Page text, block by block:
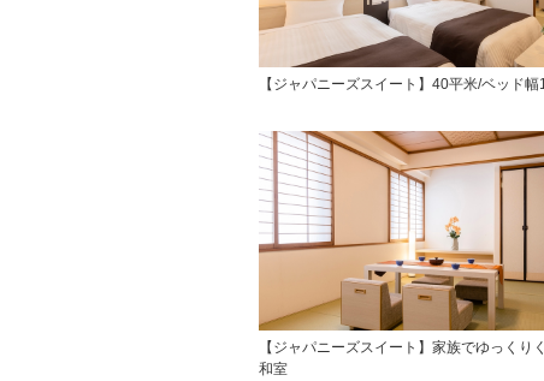
【ジャパニーズスイート】40平米/ベッド
【ジャパニーズスイート】家族でゆっくり
和室